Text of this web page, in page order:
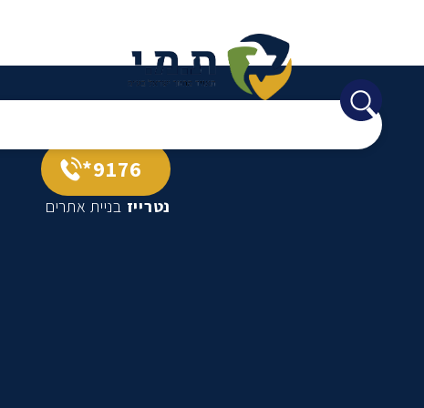
9176*
נטרייז בניית אתרים